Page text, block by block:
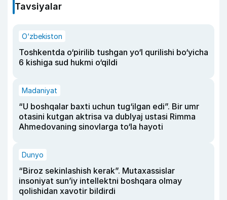
Tavsiyalar
O‘zbekiston
Toshkentda o‘pirilib tushgan yo‘l qurilishi bo‘yicha
6 kishiga sud hukmi o‘qildi
Madaniyat
“U boshqalar baxti uchun tug‘ilgan edi”. Bir umr
otasini kutgan aktrisa va dublyaj ustasi Rimma
Ahmedovaning sinovlarga to‘la hayoti
Dunyo
“Biroz sekinlashish kerak”. Mutaxassislar
insoniyat sun’iy intellektni boshqara olmay
qolishidan xavotir bildirdi